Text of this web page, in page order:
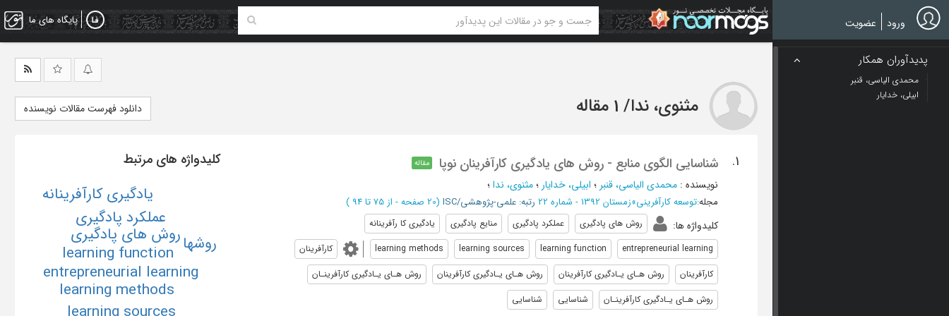
Skip
to
main
پایگاه های ما ورود عضویت
پدیدآوران همکار
محمدی الیاسی، قنبر
ابیلی، خدایار
مثنوی، ندا/ 1 مقاله دانلود فهرست مقالات نویسنده
1. شناسایی الگوی منابع - روش های یادگیری کارآفرینان نوپا مقاله
نویسنده : محمدی الیاسی، قنبر ؛ ابیلی، خدایار ؛مثنوی، ندا؛
مجله:توسعه کارآفرینی»زمستان 1392 - شماره 22 رتبه: علمی-پژوهشی/ISC (‎20 صفحه - از 75 تا 94 )
کلیدواژه ها: روش های پادگیری عملکرد پادگیری منایع پادگیری
یادگیری کا رآفرینانه
entrepreneurial learning
learning function
learning sources
learning methods
کارآفرینان
کارآفرینان
روش هـای یـادگیری کارآفرینان روش هـای یـادگیری کارآفرینان
روش هـای یـادگیری کارآفرینـان
روش هـای یـادگیری کارآفرینـان
شناسایی شناسایی
کلیدواژه های مرتبط
entrepreneurial learning
learning function
learning methods
روش های پادگیری
عملکرد پادگیری
یادگیری کارآفرینانه
روشها